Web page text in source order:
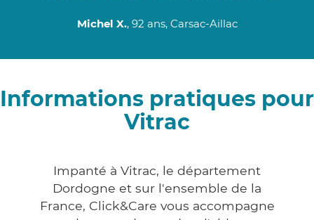
Michel X., 92 ans, Carsac-Aillac
Informations pratiques pour
Vitrac
Impanté à Vitrac, le département
Dordogne et sur l'ensemble de la
France, Click&Care vous accompagne